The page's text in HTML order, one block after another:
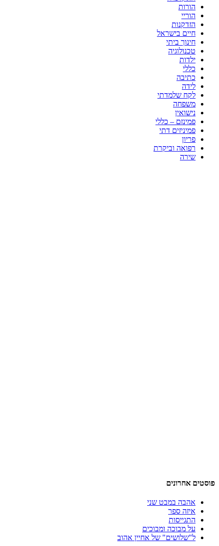
הורות
הוריי
הזדקנות
חיים בישראל
חינוך ביתי
טכנולוגיה
ילדות
כללי
כתיבה
לידה
לקח שלמדתי
משפחה
נישואין
פמינזם – כללי
פמיניזים דתי
פריון
רפואה וביקרת
שירה
פוסטים אחרונים
אהבה במבט שני
איזה ספר
התגייסות
על מבוכה ומבוכים
ל"שלושים" של אחיין אהוב